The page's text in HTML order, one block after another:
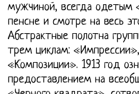
мужчиной, всегда одетым
пенсне и смотре на весь
Абстрактные полотна
трем циклам:
«Композиции». 1913 год
предоставлением на